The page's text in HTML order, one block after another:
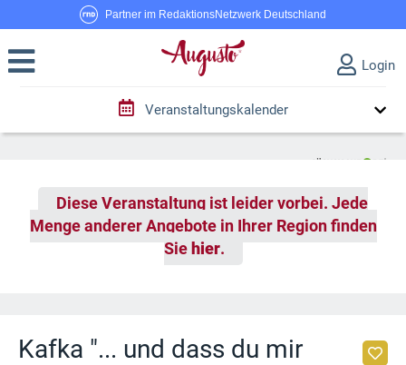
Partner im RedaktionsNetzwerk Deutschland
Login
Veranstaltungskalender
Diese Veranstaltung ist leider vorbei. Jede
Menge anderer Angebote in Ihrer Region finden
Sie hier.
Kafka "... und dass du mir